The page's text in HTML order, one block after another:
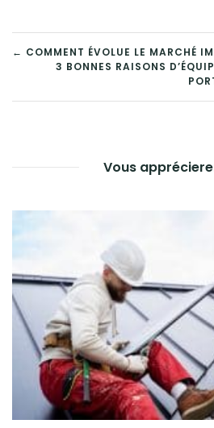
NAVIGATION
DE
← COMMENT ÉVOLUE LE MARCHÉ
3 BONNES RAISONS
Vous